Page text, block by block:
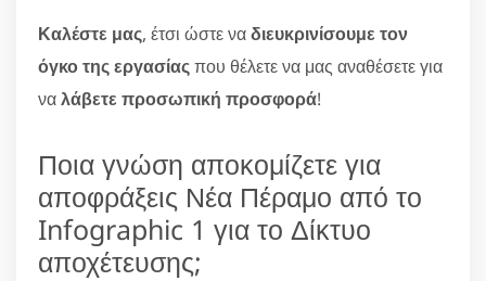
Καλέστε μας, έτσι ώστε ναδιευκρινίσουμε τον
όγκο της εργασίαςπου θέλετε να μας αναθέσετε για
ναλάβετε προσωπική προσφορά!
Ποια γνώση αποκομίζετε για
αποφράξεις Νέα Πέραμο από το
Infographic 1 για το Δίκτυο
αποχέτευσης;